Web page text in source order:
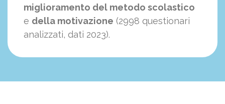
miglioramento del metodo scolastico
e della motivazione (2998 questionari
analizzati, dati 2023).